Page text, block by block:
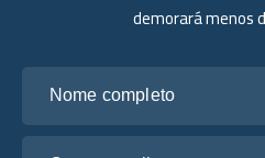
demorará menos